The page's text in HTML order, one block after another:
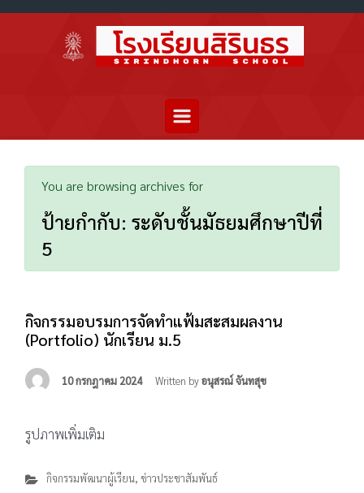
You are browsing archives for
ป้ายกำกับ: ระดับชั้นมัธยมศึกษาปีที่
5
กิจกรรมอบรมการจัดทำแฟ้มสะสมผลงาน
(Portfolio) นักเรียน ม.5
10 กรกฎาคม 2024 Written byอนุสรณ์ จันทสุข
รูปภาพเพิ่มเติม
กิจกรรมพัฒนาผู้เรียน, ข่าวประชาสัมพันธ์